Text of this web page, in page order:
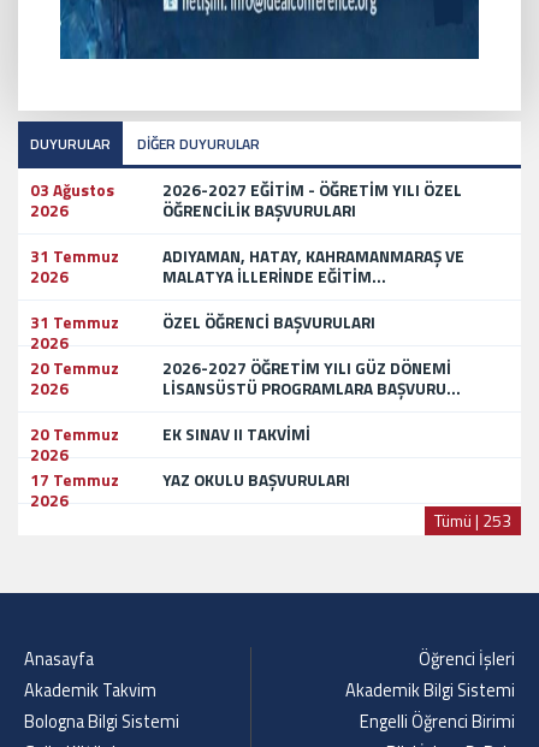
DUYURULAR DİĞER DUYURULAR
03 Ağustos
2026
2026-2027 EĞİTİM - ÖĞRETİM YILI ÖZEL
ÖĞRENCİLİK BAŞVURULARI
31 Temmuz
2026
ADIYAMAN, HATAY, KAHRAMANMARAŞ VE
MALATYA İLLERİNDE EĞİTİM...
31 Temmuz
2026
ÖZEL ÖĞRENCİ BAŞVURULARI
20 Temmuz
2026
2026-2027 ÖĞRETİM YILI GÜZ DÖNEMİ
LİSANSÜSTÜ PROGRAMLARA BAŞVURU...
20 Temmuz
2026
EK SINAV II TAKVİMİ
17 Temmuz
2026
YAZ OKULU BAŞVURULARI
Tümü | 253
Anasayfa
Akademik Takvim
Bologna Bilgi Sistemi
Öğrenci İşleri
Akademik Bilgi Sistemi
Engelli Öğrenci Birimi